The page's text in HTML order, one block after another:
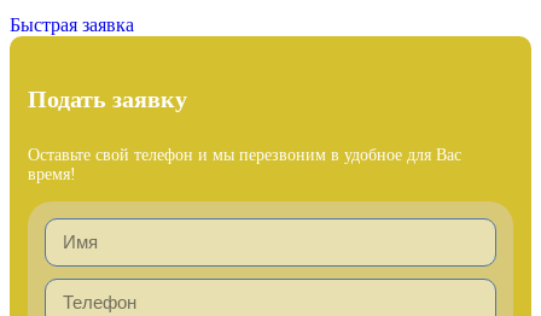
Быстрая заявка
Подать заявку
Оставьте свой телефон и мы перезвоним в удобное для Вас
время!